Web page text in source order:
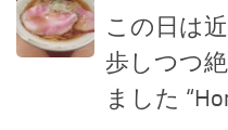
この日は
歩しつつ
ました